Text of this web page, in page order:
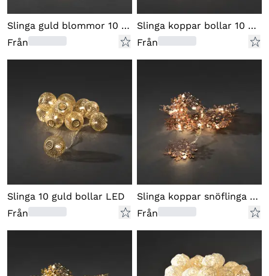
Slinga guld blommor 10 LED
Från
Slinga koppar bollar 10 LED
Från
Slinga 10 guld bollar LED
Från
Slinga koppar snöflinga 10 LED
Från